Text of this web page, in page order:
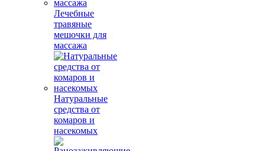
Лечебные
травяные
мешочки для
массажа
Натуральные
средства от
комаров и
насекомых